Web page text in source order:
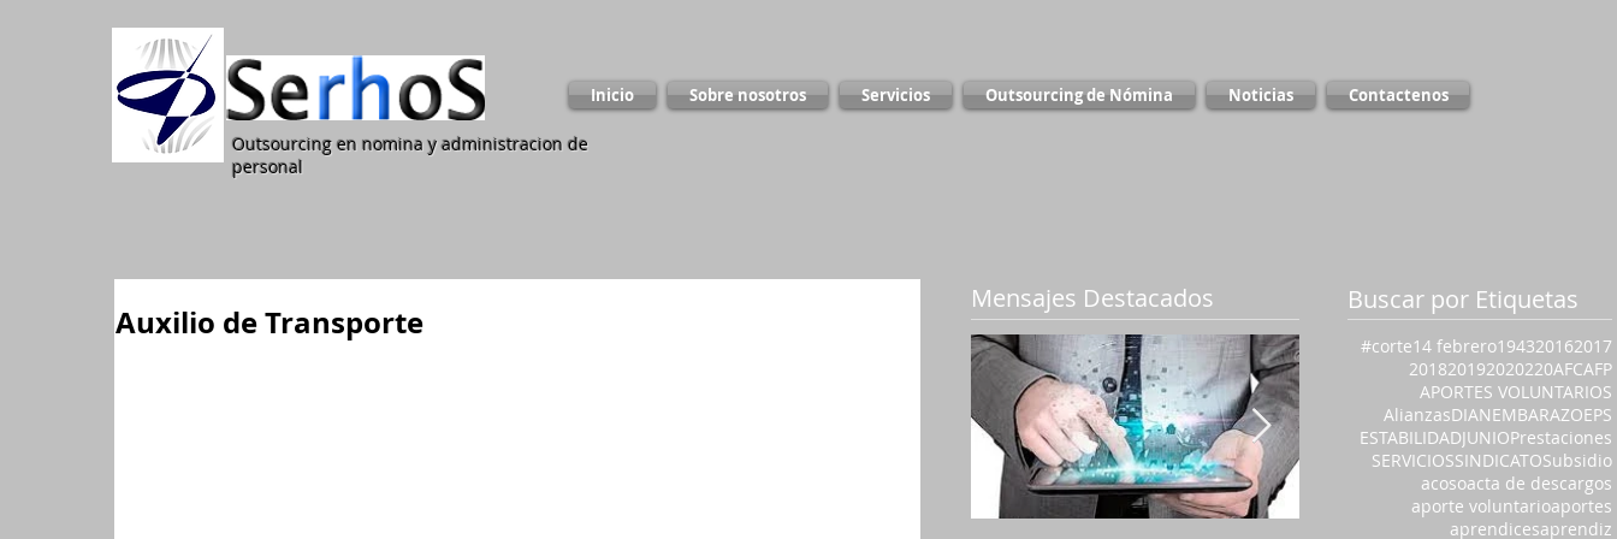
Inicio Sobre nosotros Servicios Outsourcing de Nómina Noticias Contactenos
Outsourcing en nomina y administracion de
personal
Auxilio de Transporte
Mensajes Destacados Buscar por Etiquetas
#corte14 febrero194320162017
201820192020220AFCAFP
APORTES VOLUNTARIOS
AlianzasDIANEMBARAZOEPS
ESTABILIDADJUNIOPrestaciones
SERVICIOSSINDICATOSubsidio
acosoacta de descargos
aporte voluntarioaportes
aprendicesaprendiz